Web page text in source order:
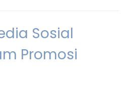
Sosial
Promosi